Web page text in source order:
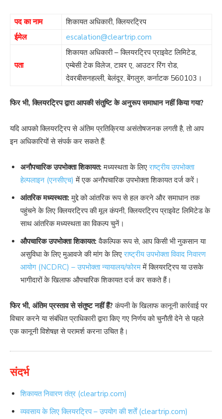
पद का नाम
शिकायत अधिकारी, क्लियरट्रिप
ईमेल
escalation@cleartrip.com
पता
शिकायत अधिकारी – क्लियरट्रिप प्राइवेट लिमिटेड,
एम्बेसी टेक विलेज, टावर ए, आउटर रिंग रोड,
देवरबीसनहल्ली, बेलंदूर, बेंगलुरु, कर्नाटक 560103।
फिर भी, क्लियरट्रिप द्वारा आपकी संतुष्टि के अनुरूप समाधान नहीं किया गया?
यदि आपको क्लियरट्रिप से अंतिम प्रतिक्रिया असंतोषजनक लगती है, तो आप
इन अधिकारियों से संपर्क कर सकते हैं:
अनौपचारिक उपभोक्ता शिकायत: मध्यस्थता के लिएराष्ट्रीय उपभोक्ता
हेल्पलाइन (एनसीएच) में एक अनौपचारिक उपभोक्ता शिकायत दर्ज करें।
आंतरिक मध्यस्थता: मुद्दे को आंतरिक रूप से हल करने और समाधान तक
पहुंचने के लिए क्लियरट्रिप की मूल कंपनी, क्लियरट्रिप प्राइवेट लिमिटेड के
साथ आंतरिक मध्यस्थता का विकल्प चुनें।
औपचारिक उपभोक्ता शिकायत: वैकल्पिक रूप से, आप किसी भी नुकसान या
असुविधा के लिए मुआवजे की मांग के लिएराष्ट्रीय उपभोक्ता विवाद निवारण
आयोग (NCDRC) – उपभोक्ता न्यायालय/फोरममें क्लियरट्रिप या उसके
भागीदारों के खिलाफ औपचारिक शिकायत दर्ज कर सकते हैं।
फिर भी, अंतिम प्रस्ताव से संतुष्ट नहीं हैं?कंपनी के खिलाफ कानूनी कार्रवाई पर
विचार करने या संबंधित प्राधिकारी द्वारा किए गए निर्णय को चुनौती देने से पहले
एक कानूनी विशेषज्ञ से परामर्श करना उचित है।
संदर्भ
शिकायत निवारण तंत्र (cleartrip.com)
व्यवसाय के लिए क्लियरट्रिप – उपयोग की शर्तें (cleartrip.com)